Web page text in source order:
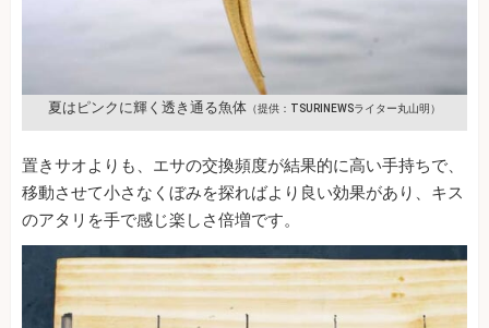
夏はピンクに輝く透き通る魚体 （提供：TSURINEWSライター丸山明）
置きサオよりも、エサの交換頻度が結果的に高い手持ちで、
移動させて小さなくぼみを探ればより良い効果があり、キス
のアタリを手で感じ楽しさ倍増です。